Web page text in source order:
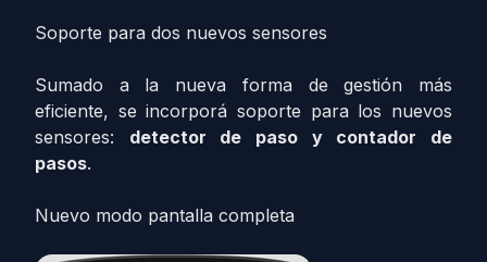
Soporte para dos nuevos sensores
Sumado a la nueva forma de gestión más
eficiente, se incorporá soporte para los nuevos
sensores: detector de paso y contador de
pasos.
Nuevo modo pantalla completa